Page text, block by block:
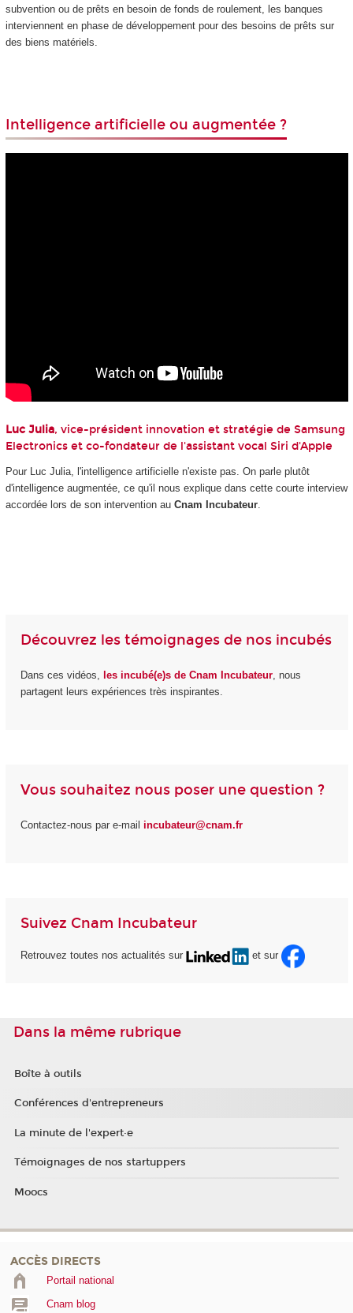
subvention ou de prêts en besoin de fonds de roulement, les banques
interviennent en phase de développement pour des besoins de prêts sur
des biens matériels.
Intelligence artificielle ou augmentée ?
Luc Julia, vice-président innovation et stratégie de Samsung
Electronics et co-fondateur de l'assistant vocal Siri d'Apple
Pour Luc Julia, l'intelligence artificielle n'existe pas. On parle plutôt
d'intelligence augmentée, ce qu'il nous explique dans cette courte interview
accordée lors de son intervention au Cnam Incubateur.
Découvrez les témoignages de nos incubés
Dans ces vidéos, les incubé(e)s de Cnam Incubateur, nous
partagent leurs expériences très inspirantes.
Vous souhaitez nous poser une question ?
Contactez-nous par e-mail incubateur@cnam.fr
Suivez Cnam Incubateur
Retrouvez toutes nos actualités sur et sur
Dans la même rubrique
Boîte à outils
Conférences d'entrepreneurs
La minute de l'expert·e
Témoignages de nos startuppers
Moocs
ACCÈS DIRECTS
Portail national
Cnam blog